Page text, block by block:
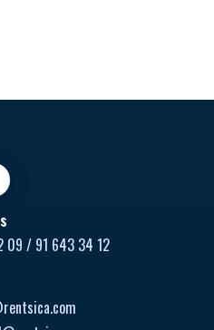
09 / 91 643 34 12